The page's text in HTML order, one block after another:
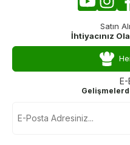
Satın
İhtiyacınız
E-